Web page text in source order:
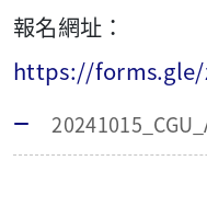
報名網址：
https://forms.gle/